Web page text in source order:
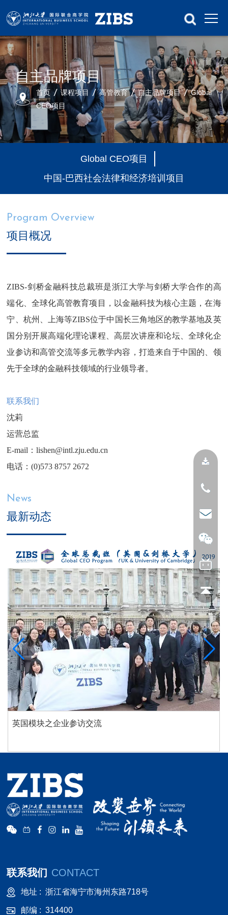
自主品牌项目
首页 课程项目 高管教育 自主品牌项目
Global
CEO项目
Global CEO项目
中国-巴西社会法律和经济培训项目
Program Overview
项目概况
ZIBS-剑桥金融科技总裁班是浙江大学与剑桥大学合作的高
端化、全球化高管教育项目，以金融科技为核心主题，在海
宁、杭州、上海等ZIBS位于中国长三角地区的教学基地及英
国分别开展高端化理论课程、高层次讲座和论坛、全球化企
业参访和高管交流等多元教学内容，打造来自于中国的、领
先于全球的金融科技领域的行业领导者。
联系我们
沈莉
运营总监
E-mail：lishen@intl.zju.edu.cn
电话：(0)573 8757 2672
News
最新动态
英国模块之企业参访交流
联系我们 CONTACT
地址 :浙江省海宁市海州东路718号
邮编 :314400